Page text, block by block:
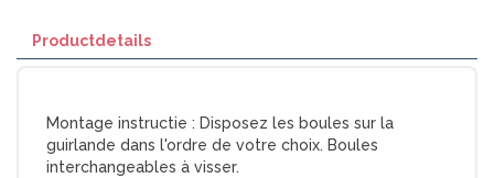
Productdetails
Montage instructie : Disposez les boules sur la
guirlande dans l'ordre de votre choix. Boules
interchangeables à visser.